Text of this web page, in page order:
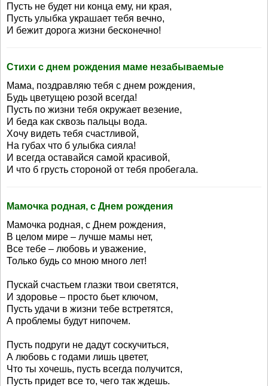
Пусть не будет ни конца ему, ни края,
Пусть улыбка украшает тебя вечно,
И бежит дорога жизни бесконечно!
Стихи с днем рождения маме незабываемые
Мама, поздравляю тебя с днем рождения,
Будь цветущею розой всегда!
Пусть по жизни тебя окружает везение,
И беда как сквозь пальцы вода.
Хочу видеть тебя счастливой,
На губах что б улыбка сияла!
И всегда оставайся самой красивой,
И что б грусть стороной от тебя пробегала.
Мамочка родная, с Днем рождения
Мамочка родная, с Днем рождения,
В целом мире – лучше мамы нет,
Все тебе – любовь и уважение,
Только будь со мною много лет!
Пускай счастьем глазки твои светятся,
И здоровье – просто бьет ключом,
Пусть удачи в жизни тебе встретятся,
А проблемы будут нипочем.
Пусть подруги не дадут соскучиться,
А любовь с годами лишь цветет,
Что ты хочешь, пусть всегда получится,
Пусть придет все то, чего так ждешь.